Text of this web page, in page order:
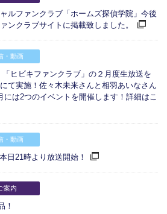
ルファンクラブ「ホームズ探偵学院」今後
ンクラブサイトに掲載致しました。
・動画
ヒビキファンクラブ」の２月度生放送を
て実施！佐々木未来さんと相羽あいなさん
には2つのイベントを開催します！詳細はこ
・動画
日21時より放送開始！
案内
！